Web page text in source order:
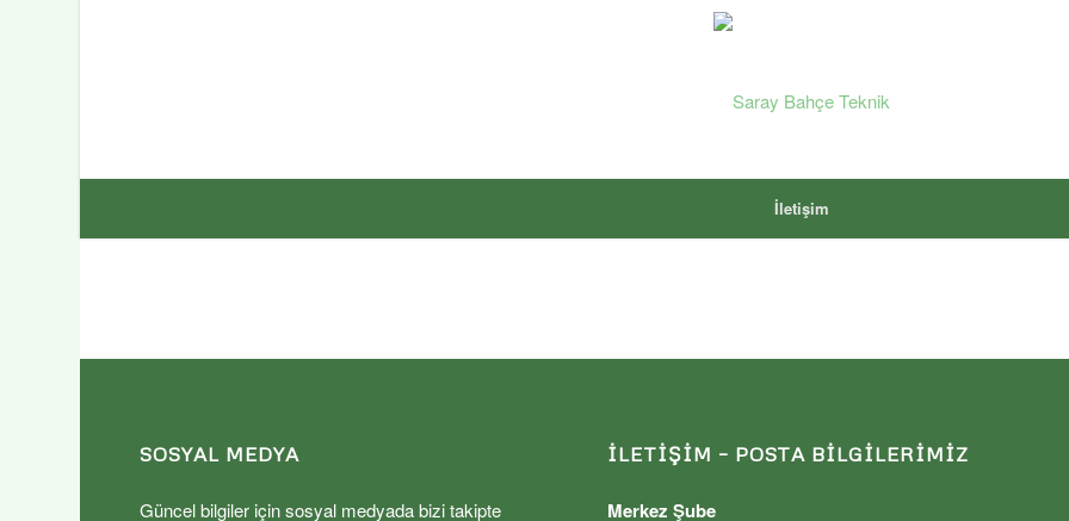
İletişim
SOSYAL MEDYA
Güncel bilgiler için sosyal medyada bizi takipte
İLETIŞIM – POSTA BILGILERIMIZ
Merkez Şube